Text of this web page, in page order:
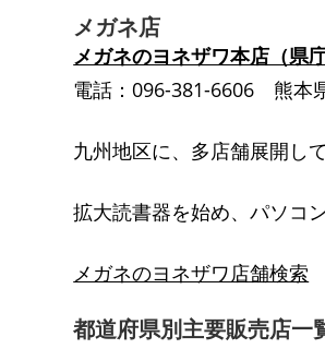
メガネ店
メガネのヨネザワ本店（県庁
電話：096-381-6606 熊本
九州地区に、多店舗展開して
拡大読書器を始め、パソコ
メガネのヨネザワ店舗検索
都道府県別主要販売店一